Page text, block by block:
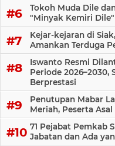
Tokoh Muda Dile
"Minyak Kemiri Dile"
Kejar-kejaran di
Amankan Terduga
Iswanto Resmi
Periode 2026–2030,
Berprestasi
Penutupan Mabar
Meriah, Peserta
71 Pejabat Pemkab
Jabatan dan Ada